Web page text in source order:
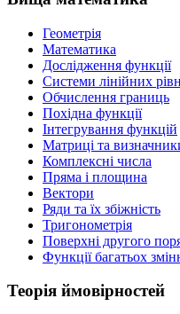
Геометрія
Математика
Дослідження функції
Системи лінійних
Обчислення границь
Похідна функції
Інтегрування функцій
Матриці та
Комплексні числа
Пряма і площина
Вектори
Ряди та їх збіжність
Тригонометрія
Поверхні другого
Функції багатьох
Теорія ймовірностей